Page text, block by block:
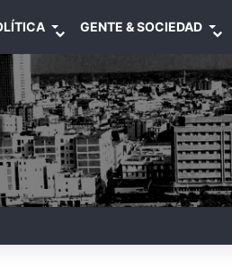
GENTE & SOCIEDAD